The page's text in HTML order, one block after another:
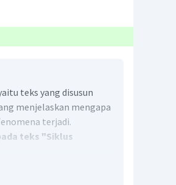
teks yang disusun
menjelaskan mengapa
terjadi.
teks "Siklus
bumi berubah